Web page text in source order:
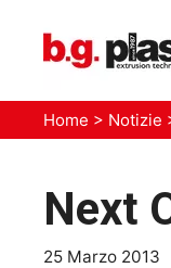
contenuto
Home > Notizie
Next
25 Marzo 2013